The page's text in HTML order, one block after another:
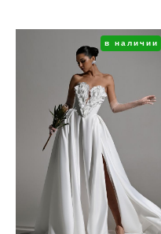
в наличии